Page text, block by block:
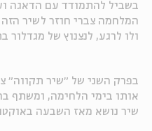
בשביל להתמודד עם הדאגה
המלחמה צברי חוזר לשיר
ולו לרגע, לנצנוץ של מגדלור
בפרק השני של ״שיר תקווה״
אותו בימי הלחימה, ומשתף
שיר נושא מאז השבעה